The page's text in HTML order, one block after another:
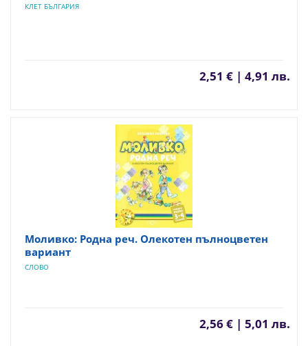
КЛЕТ БЪЛГАРИЯ
2,51 € | 4,91 лв.
Моливко: Родна реч. Олекотен пълноцветен
вариант
СЛОВО
2,56 € | 5,01 лв.